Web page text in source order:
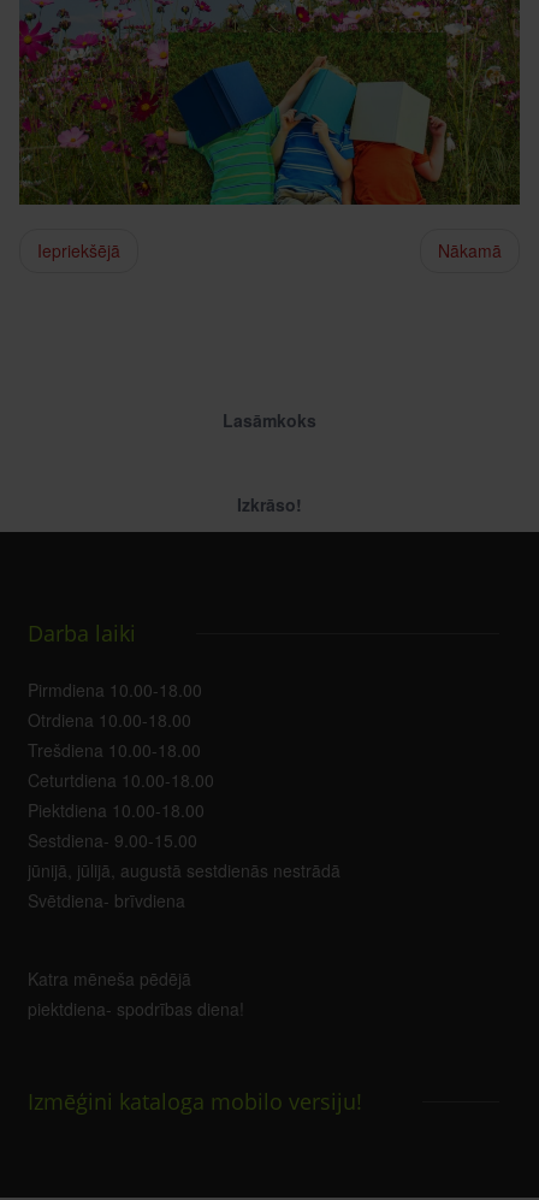
Iepriekšējā Nākamā
Lasāmkoks
Izkrāso!
Darba laiki
Pirmdiena 10.00-18.00
Otrdiena 10.00-18.00
Trešdiena 10.00-18.00
Ceturtdiena 10.00-18.00
Piektdiena 10.00-18.00
Sestdiena- 9.00-15.00
jūnijā, jūlijā, augustā sestdienās nestrādā
Svētdiena- brīvdiena
Katra mēneša pēdējā
piektdiena- spodrības diena!
Izmēģini kataloga mobilo versiju!